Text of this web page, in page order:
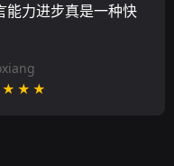
能力进步真是一种快